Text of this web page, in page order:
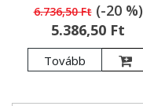
6.736,50 Ft(-20 %)
5.386,50 Ft
Tovább